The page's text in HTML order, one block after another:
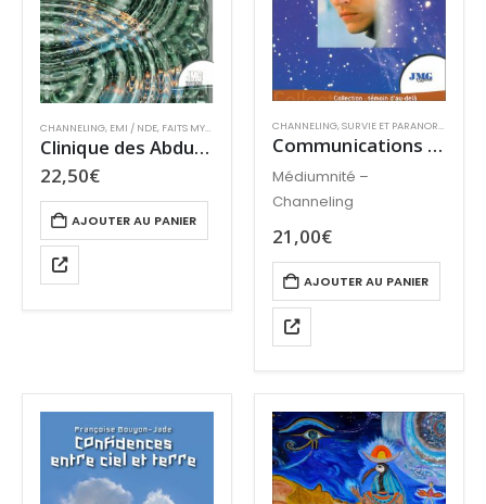
CHANNELING, EMI / NDE, FAITS MYSTÉRIEUX MÉDIUMNITÉ,OVNIS
Clinique des Abductions
22,50€
AJOUTER AU PANIER
CHANNELING,SURVIE ET PARANORMAL
Communications interdimensionnelles
Médiumnité –
Channeling
21,00€
AJOUTER AU PANIER